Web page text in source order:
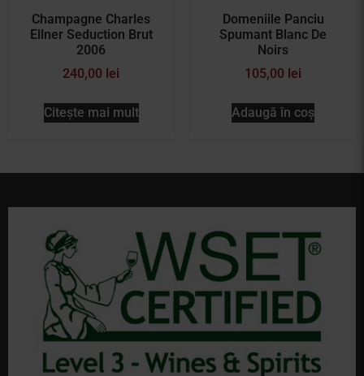
Champagne Charles
Ellner Seduction Brut
2006
240,00 lei
Citește mai mult
Domeniile Panciu
Spumant Blanc De
Noirs
105,00 lei
Adaugă în coș